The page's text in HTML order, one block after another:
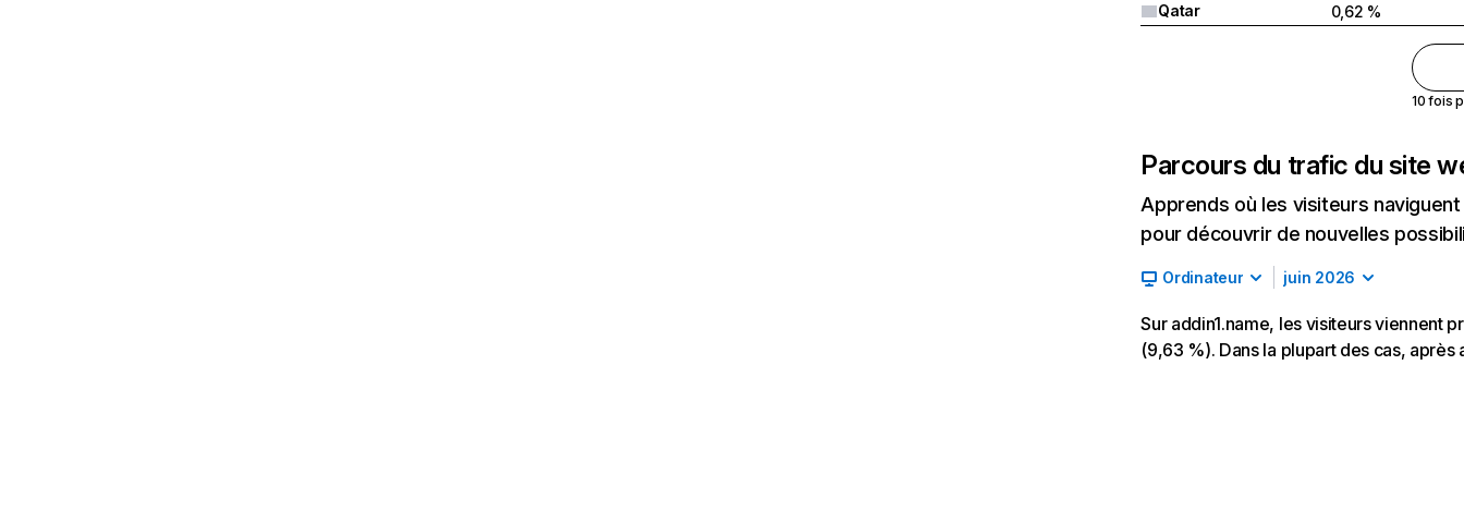
Qatar
0,62 %
10 fois
Parcours du trafic du site
Apprends où les visiteurs
pour découvrir de nouvelles
Ordinateur juin 2026
Sur addin1.name, les visiteurs viennent
(9,63 %). Dans la plupart des cas,